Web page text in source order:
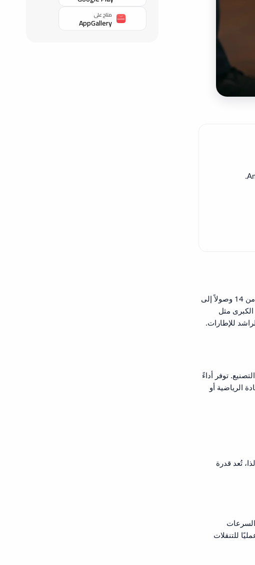
تتميز سونار بتوفر مجموعة واسعة من المقاسات التي تلائم السيارات الصغيرة، السيدان، ومركبات الدفع الرباعي (SUV)، بدءًا من 14 وصولاً إلى
مثل
للإطارات.
إضافة إلى ضمان لمدة 5 سنوات ضد عيوب التصنيع. توفر أداءً
الرياضية أو
على سطح الأسفلت. لذا، تُعد قدرة
السرعات
للتنقلات
متاح على
AppGallery